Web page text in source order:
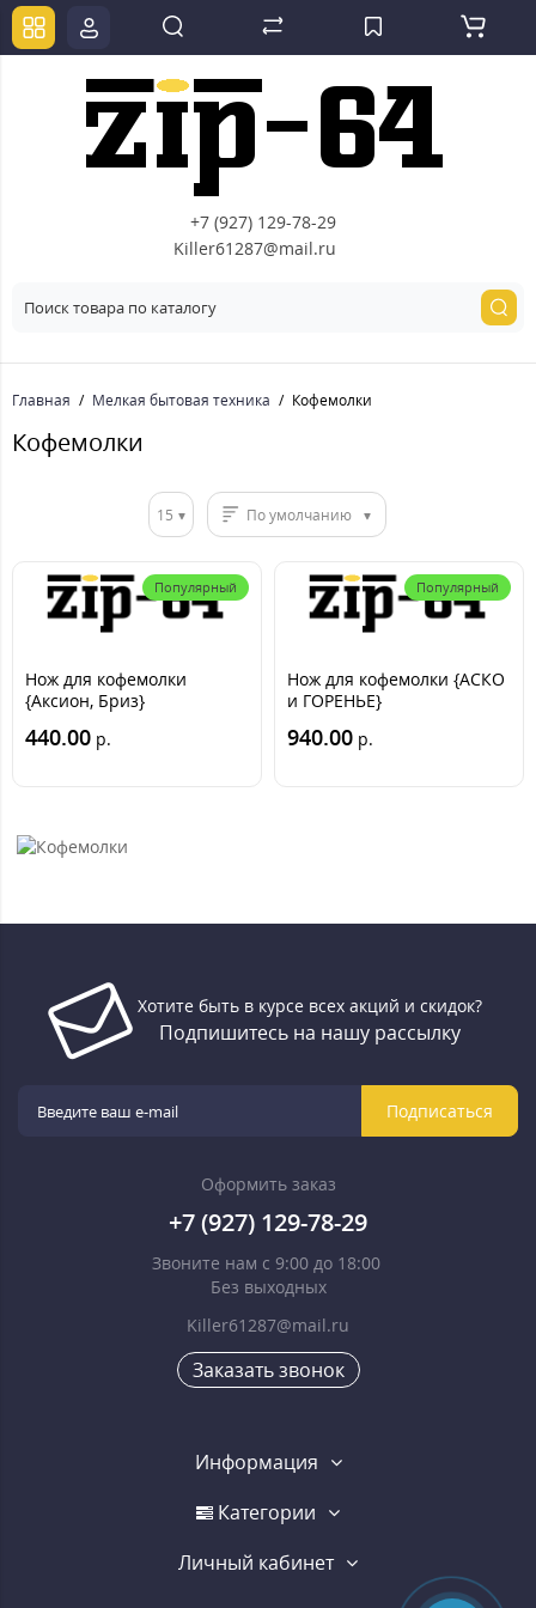
+7 (927) 129-78-29
Killer61287@mail.ru
Главная Мелкая бытовая техника Кофемолки
Кофемолки
15 По умолчанию
Популярный
Нож для кофемолки
{Аксион, Бриз}
440.00 р.
Популярный
Нож для кофемолки {АСКО
и ГОРЕНЬЕ}
940.00 р.
Хотите быть в курсе всех акций и скидок?
Подпишитесь на нашу рассылку
Подписаться
Оформить заказ
+7 (927) 129-78-29
Звоните нам с 9:00 до 18:00
Без выходных
Killer61287@mail.ru
Заказать звонок
Информация
Категории
Личный кабинет